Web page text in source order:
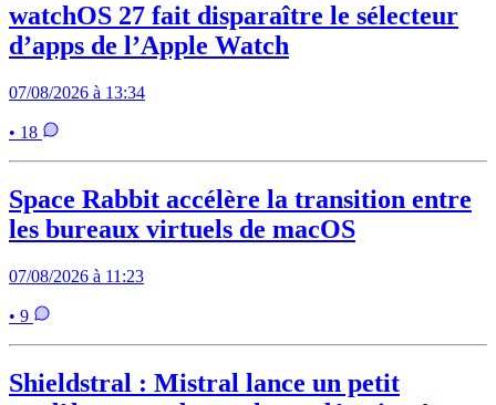
watchOS 27 fait disparaître le sélecteur
d’apps de l’Apple Watch
07/08/2026 à 13:34
• 18
Space Rabbit accélère la transition entre
les bureaux virtuels de macOS
07/08/2026 à 11:23
• 9
Shieldstral : Mistral lance un petit